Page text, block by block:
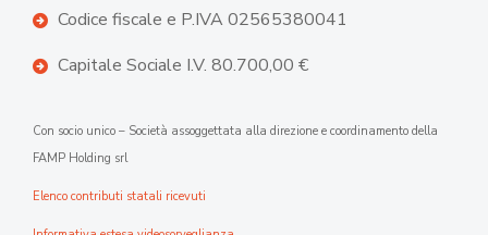
Codice fiscale e P.IVA 02565380041
Capitale Sociale I.V. 80.700,00 €
Con socio unico – Società assoggettata alla direzione e coordinamento della
FAMP Holding srl
Elenco contributi statali ricevuti